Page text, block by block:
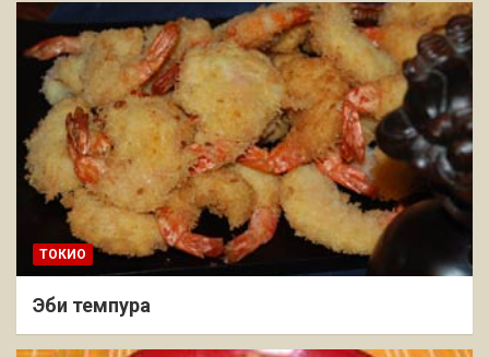
ТОКИО
Эби темпура